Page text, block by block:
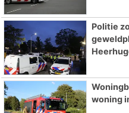
Politie
woning